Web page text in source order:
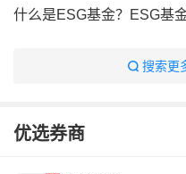
什么是ESG基金？ESG基
搜索更
优选券商